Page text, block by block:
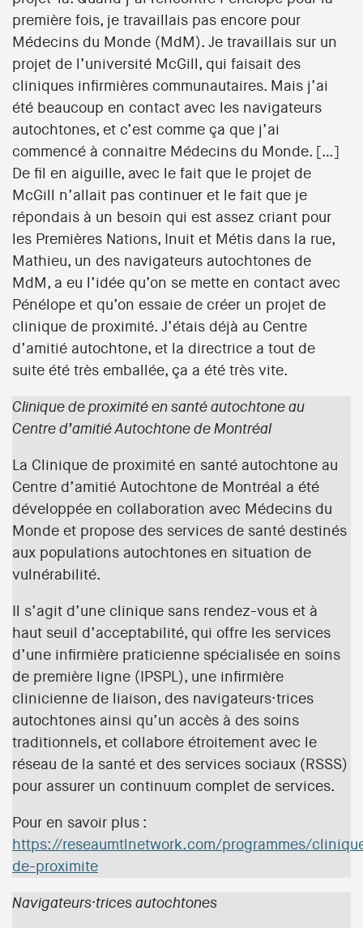
première fois, je travaillais pas encore pour
Médecins du Monde (MdM). Je travaillais sur un
projet de l’université McGill, qui faisait des
cliniques infirmières communautaires. Mais j’ai
été beaucoup en contact avec les navigateurs
autochtones, et c’est comme ça que j’ai
commencé à connaitre Médecins du Monde. […]
De fil en aiguille, avec le fait que le projet de
McGill n’allait pas continuer et le fait que je
répondais à un besoin qui est assez criant pour
les Premières Nations, Inuit et Métis dans la rue,
Mathieu, un des navigateurs autochtones de
MdM, a eu l’idée qu’on se mette en contact avec
Pénélope et qu’on essaie de créer un projet de
clinique de proximité. J’étais déjà au Centre
d’amitié autochtone, et la directrice a tout de
suite été très emballée, ça a été très vite.
Clinique de proximité en santé autochtone au
Centre d’amitié Autochtone de Montréal
La Clinique de proximité en santé autochtone au
Centre d’amitié Autochtone de Montréal a été
développée en collaboration avec Médecins du
Monde et propose des services de santé destinés
aux populations autochtones en situation de
vulnérabilité.
Il s’agit d’une clinique sans rendez-vous et à
haut seuil d’acceptabilité, qui offre les services
d’une infirmière praticienne spécialisée en soins
de première ligne (IPSPL), une infirmière
clinicienne de liaison, des navigateurs·trices
autochtones ainsi qu’un accès à des soins
traditionnels, et collabore étroitement avec le
réseau de la santé et des services sociaux (RSSS)
pour assurer un continuum complet de services.
Pour en savoir plus :
https://reseaumtlnetwork.com/programmes/
de-proximite
Navigateurs·trices autochtones